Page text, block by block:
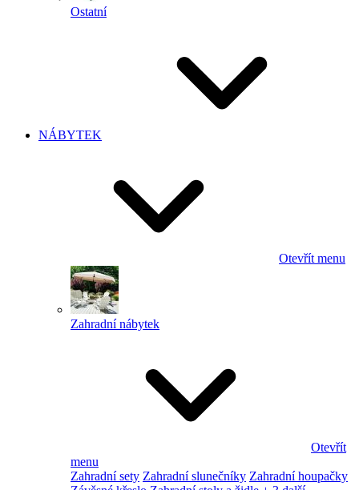
Ostatní
NÁBYTEK
Otevřít menu
Zahradní nábytek
Otevřít
menu
Zahradní sety Zahradní slunečníky Zahradní houpačky